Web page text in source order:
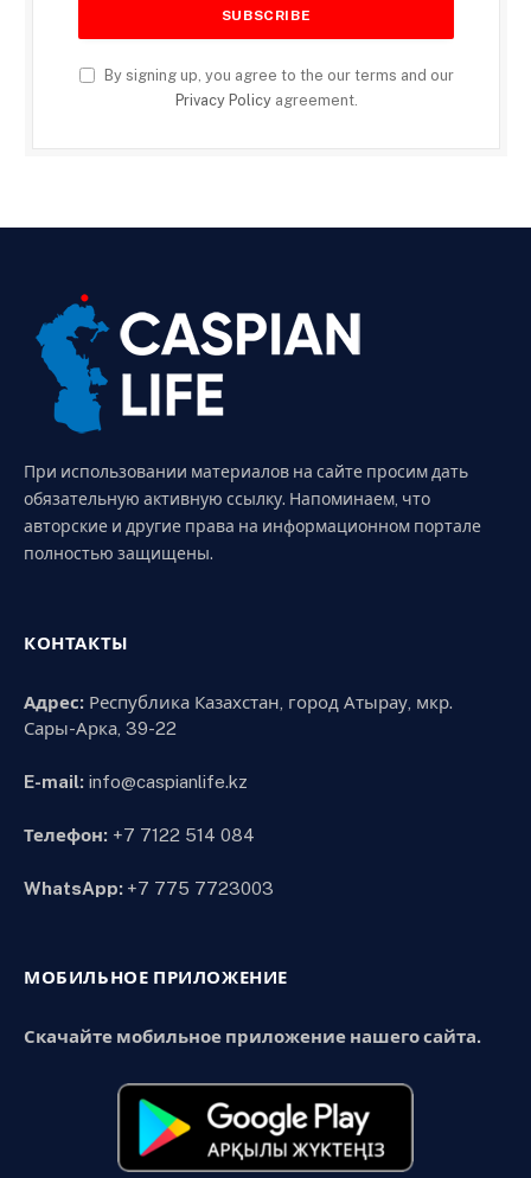
By signing up, you agree to the our terms and our
Privacy Policyagreement.
При использовании материалов на сайте просим дать
обязательную активную ссылку. Напоминаем, что
авторские и другие права на информационном портале
полностью защищены.
КОНТАКТЫ
Адрес: Республика Казахстан, город Атырау, мкр.
Сары-Арка, 39-22
E-mail: info@caspianlife.kz
Телефон: +7 7122 514 084
WhatsApp: +7 775 7723003
МОБИЛЬНОЕ ПРИЛОЖЕНИЕ
Скачайте мобильное приложение нашего сайта.